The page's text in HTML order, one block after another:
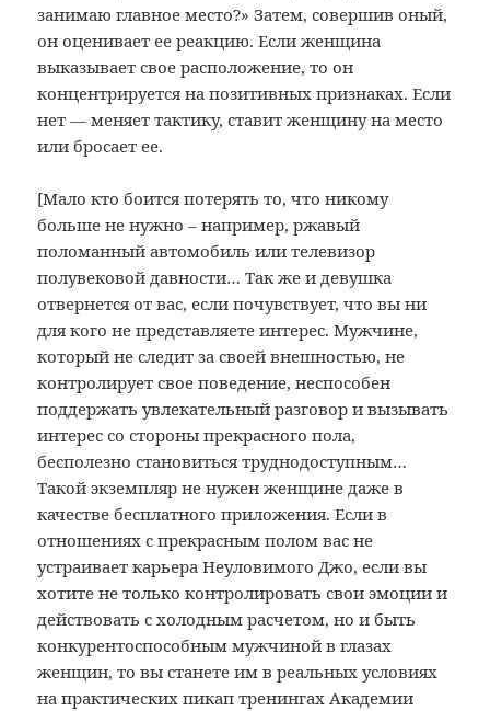
занимаю главное место?» Затем, совершив оный,
он оценивает ее реакцию. Если женщина
выказывает свое расположение, то он
концентрируется на позитивных признаках. Если
нет — меняет тактику, ставит женщину на место
или бросает ее.
[Мало кто боится потерять то, что никому
больше не нужно – например, ржавый
поломанный автомобиль или телевизор
полувековой давности… Так же и девушка
отвернется от вас, если почувствует, что вы ни
для кого не представляете интерес. Мужчине,
который не следит за своей внешностью, не
контролирует свое поведение, неспособен
поддержать увлекательный разговор и вызывать
интерес со стороны прекрасного пола,
бесполезно становиться труднодоступным…
Такой экземпляр не нужен женщине даже в
качестве бесплатного приложения. Если в
отношениях с прекрасным полом вас не
устраивает карьера Неуловимого Джо, если вы
хотите не только контролировать свои эмоции и
действовать с холодным расчетом, но и быть
конкурентоспособным мужчиной в глазах
женщин, то вы станете им в реальных условиях
на практических пикап тренингах Академии